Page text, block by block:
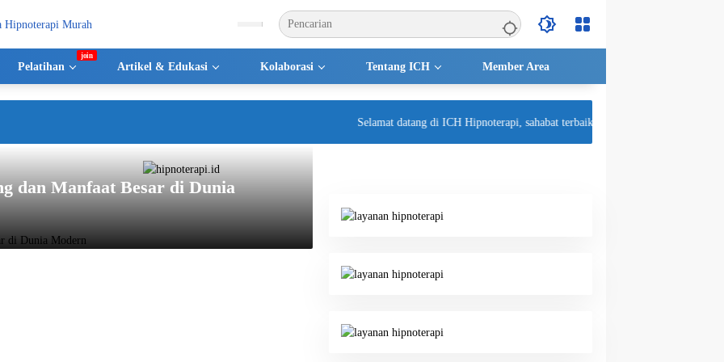
Pelatihan Artikel & Edukasi Kolaborasi Tentang ICH Member Area
Selamat datang di ICH Hipnoterapi, sahabat terbaik untuk kesehatan mental
dan Manfaat Besar di Dunia